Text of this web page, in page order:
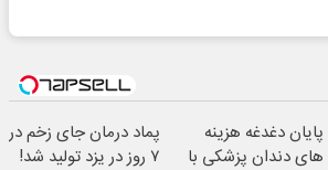
پایان دغدغه هزینه
های دندان پزشکی با
پماد درمان جای زخم در
۷ روز در یزد تولید شد!